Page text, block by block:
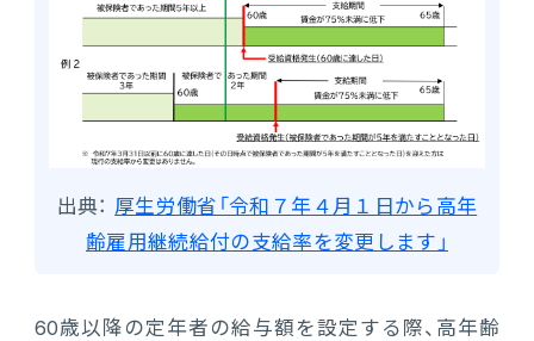
出典： 厚生労働省「令和７年４月１日から高年
齢雇用継続給付の支給率を変更します」
60歳以降の定年者の給与額を設定する際、高年齢